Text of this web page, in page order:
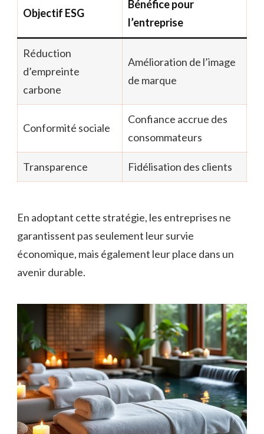
Objectif ESG
Bénéfice pour
l’entreprise
Réduction
d’empreinte
carbone
Amélioration de l’image
de marque
Conformité sociale
Confiance accrue des
consommateurs
Transparence Fidélisation des clients
En adoptant cette stratégie, les entreprises ne
garantissent pas seulement leur survie
économique, mais également leur place dans un
avenir durable.